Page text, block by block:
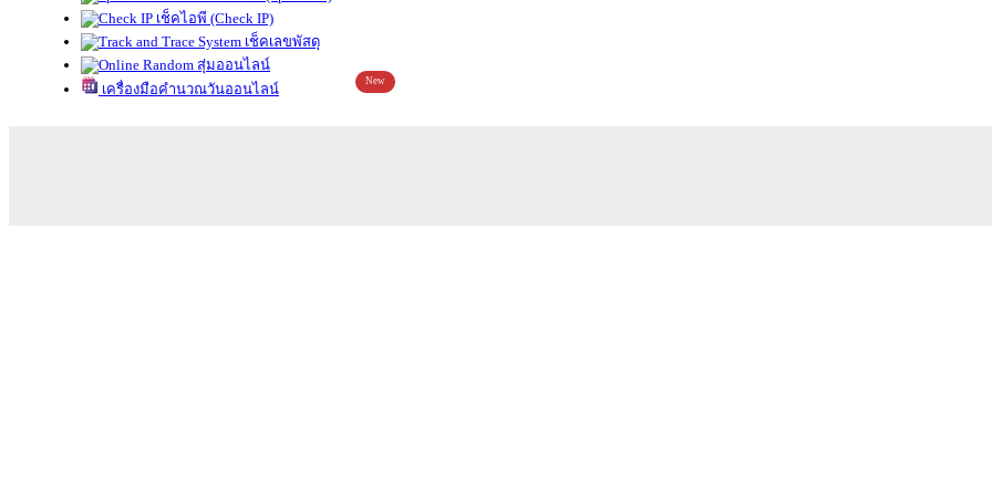
เช็คไอพี (Check IP)
เช็คเลขพัสดุ
สุ่มออนไลน์
เครื่องมือคำนวณวันออนไลน์
New